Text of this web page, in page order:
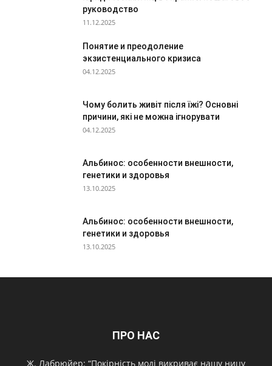
руководство
11.12.2025
Понятие и преодоление
экзистенциального кризиса
04.12.2025
Чому болить живіт після їжі? Основні
причини, які не можна ігнорувати
04.12.2025
Альбинос: особенности внешности,
генетики и здоровья
13.10.2025
Альбинос: особенности внешности,
генетики и здоровья
13.10.2025
ПРО НАС
Ж. Лабрюйер: “Покірність моді викриває нашу ницу